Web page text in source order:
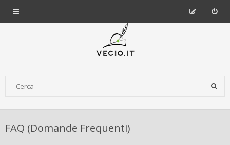
FAQ (Domande Frequenti)